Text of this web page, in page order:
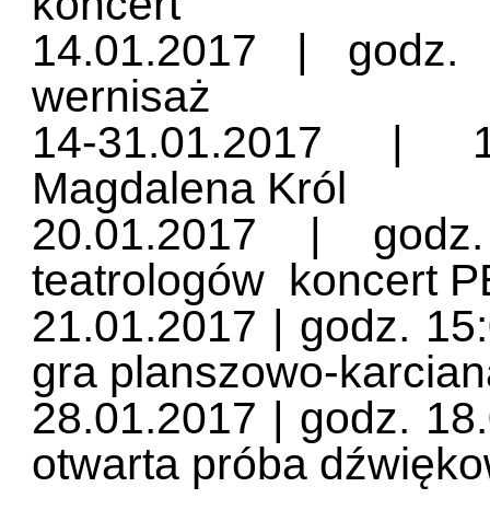
14.01.2017 |
wernisaż
14-31.01.2017 |
Magdalena Król
20.01.2017 |
teatrologów koncert
21.01.2017 | godz.
gra planszowo-
28.01.2017 | godz.
otwarta próba